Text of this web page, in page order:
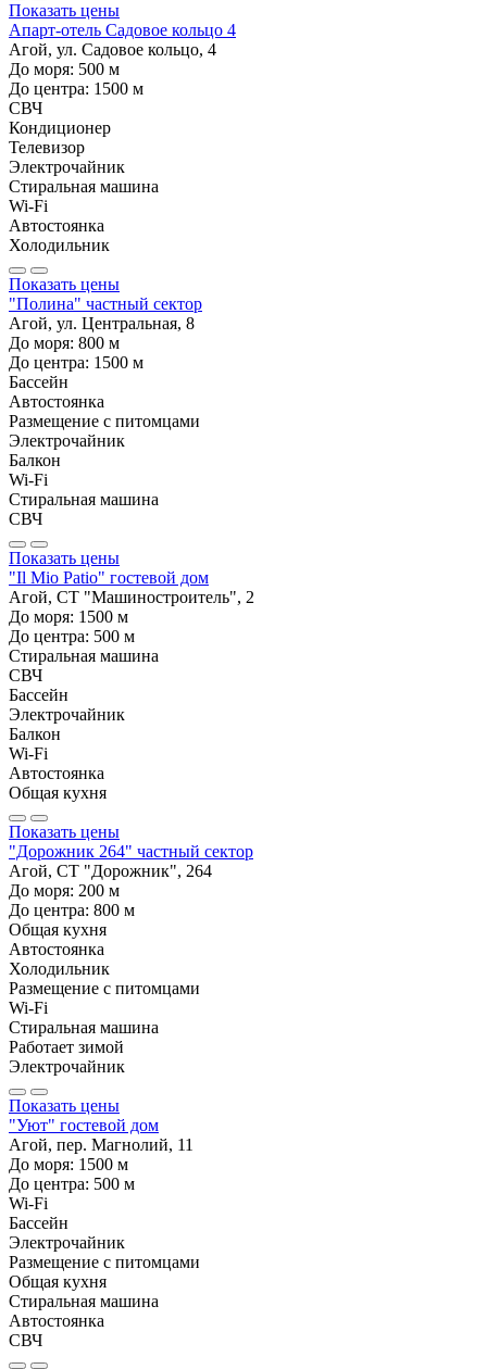
Показать цены
Апарт-отель Садовое кольцо 4
Агой, ул. Садовое кольцо, 4
До моря: 500 м
До центра: 1500 м
СВЧ
Кондиционер
Телевизор
Электрочайник
Стиральная машина
Wi-Fi
Автостоянка
Холодильник
Показать цены
"Полина" частный сектор
Агой, ул. Центральная, 8
До моря: 800 м
До центра: 1500 м
Бассейн
Автостоянка
Размещение с питомцами
Электрочайник
Балкон
Wi-Fi
Стиральная машина
СВЧ
Показать цены
"Il Mio Patio" гостевой дом
Агой, СТ "Машиностроитель", 2
До моря: 1500 м
До центра: 500 м
Стиральная машина
СВЧ
Бассейн
Электрочайник
Балкон
Wi-Fi
Автостоянка
Общая кухня
Показать цены
"Дорожник 264" частный сектор
Агой, СТ "Дорожник", 264
До моря: 200 м
До центра: 800 м
Общая кухня
Автостоянка
Холодильник
Размещение с питомцами
Wi-Fi
Стиральная машина
Работает зимой
Электрочайник
Показать цены
"Уют" гостевой дом
Агой, пер. Магнолий, 11
До моря: 1500 м
До центра: 500 м
Wi-Fi
Бассейн
Электрочайник
Размещение с питомцами
Общая кухня
Стиральная машина
Автостоянка
СВЧ